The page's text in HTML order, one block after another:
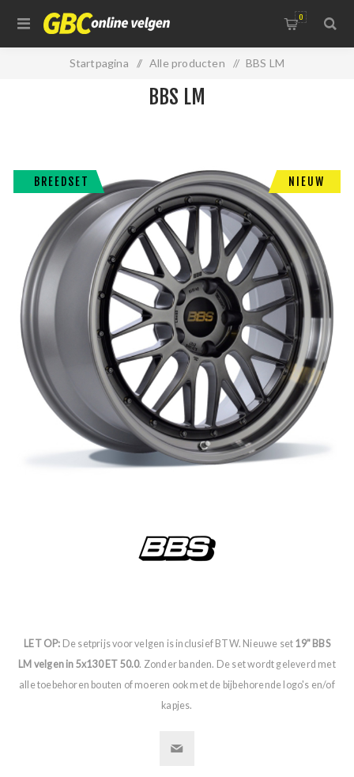
0
Startpagina / Alle producten / BBS LM
BREEDSET NIEUW
BBS LM
LET OP: De setprijs voor velgen is inclusief BTW. Nieuwe set 19" BBS
LM velgen in 5x130 ET 50.0. Zonder banden. De set wordt geleverd met
alle toebehoren bouten of moeren ook met de bijbehorende logo's en/of
kapjes.